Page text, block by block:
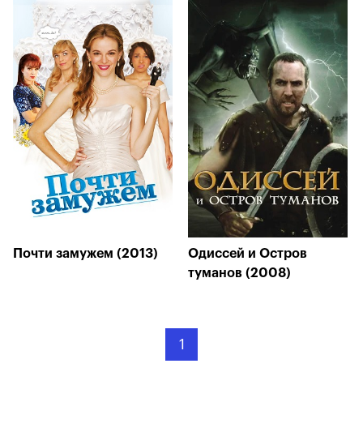
Почти замужем (2013)
Одиссей и Остров
туманов (2008)
1